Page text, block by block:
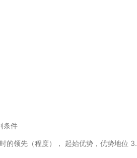
条件
的领先（程度）， 起始优势，优势地位 3.